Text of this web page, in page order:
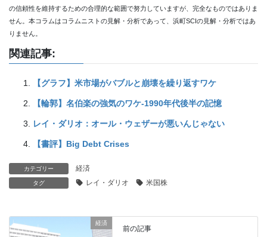
の信頼性を維持するための合理的な範囲で努力していますが、完全なものではありま
せん。本コラムはコラムニストの見解・分析であって、浜町SCIの見解・分析ではあ
りません。
関連記事:
【グラフ】米市場がバブルと崩壊を繰り返すワケ
【輪郭】名伯楽の強気のワケ-1990年代後半の記憶
レイ・ダリオ：オール・ウェザーが悪いんじゃない
【書評】Big Debt Crises
カテゴリー 経済
タグ レイ・ダリオ 米国株
経済
前の記事